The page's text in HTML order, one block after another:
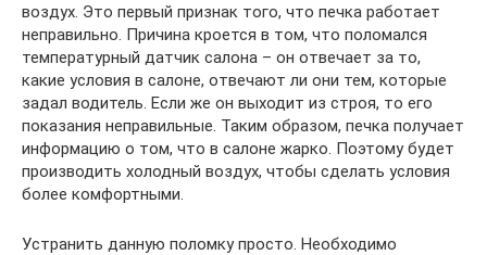
воздух. Это первый признак того, что печка работает
неправильно. Причина кроется в том, что поломался
температурный датчик салона – он отвечает за то,
какие условия в салоне, отвечают ли они тем, которые
задал водитель. Если же он выходит из строя, то его
показания неправильные. Таким образом, печка получает
информацию о том, что в салоне жарко. Поэтому будет
производить холодный воздух, чтобы сделать условия
более комфортными.
Устранить данную поломку просто. Необходимо